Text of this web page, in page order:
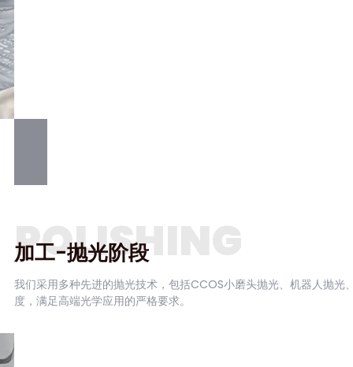
POLISHING
加工-抛光阶段
我们采用多种先进的抛光技术，包括CCOS小磨头抛光、机器人抛
度，满足高端光学应用的严格要求。